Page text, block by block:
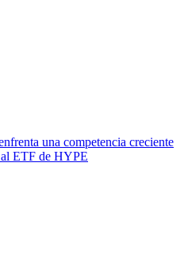
una competencia creciente
al ETF de HYPE